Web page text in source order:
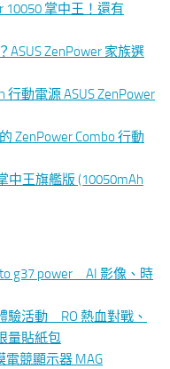
10050 掌中王！還有
ZenPower 家族選
行動電源 ASUS ZenPower
ZenPower Combo 行動
中王旗艦版 (10050mAh
g37 power AI 影像、時
驗活動 RO 熱血對戰、
量貼紙包
電競顯示器 MAG